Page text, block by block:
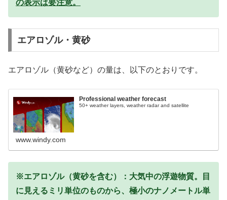
の表示は要注意。
エアロゾル・黄砂
エアロゾル（黄砂など）の量は、以下のとおりです。
Professional weather forecast
50+ weather layers, weather radar and satellite
www.windy.com
※エアロゾル（黄砂を含む）：大気中の浮遊物質。目
に見えるミリ単位のものから、極小のナノメートル単